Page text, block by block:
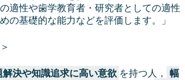
適性や歯学教育者・研究者としての適性
の基礎的な能力などを評価します。」
解決や知識追求に高い意欲 を持つ人，
幅